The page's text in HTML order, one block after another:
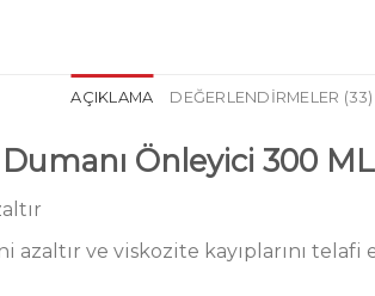
AÇIKLAMA DEĞERLENDIRMELER (33)
Önleyici 300
ve viskozite kayıplarını telafi